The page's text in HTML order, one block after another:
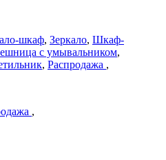
шкаф, Зеркало, Шкаф-
с умывальником,
, Распродажа ,
,